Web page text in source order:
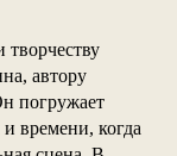
автору
погружает
времени, когда